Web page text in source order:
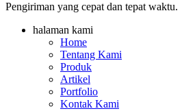
Pengiriman yang cepat dan tepat waktu.
halaman kami
Home
Tentang Kami
Produk
Artikel
Portfolio
Kontak Kami